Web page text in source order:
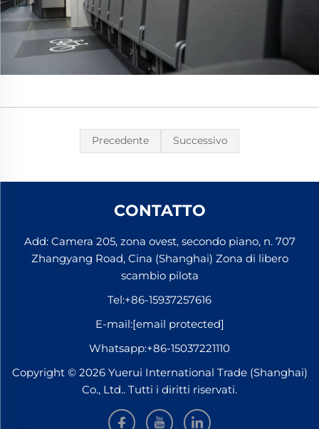
Precedente Successivo
CONTATTO
Add: Camera 205, zona ovest, secondo piano, n. 707
Zhangyang Road, Cina (Shanghai) Zona di libero
scambio pilota
Tel:+86-15937257616
E-mail:[email protected]
Whatsapp:+86-15037221110
Copyright © 2026 Yuerui International Trade (Shanghai)
Co., Ltd.. Tutti i diritti riservati.